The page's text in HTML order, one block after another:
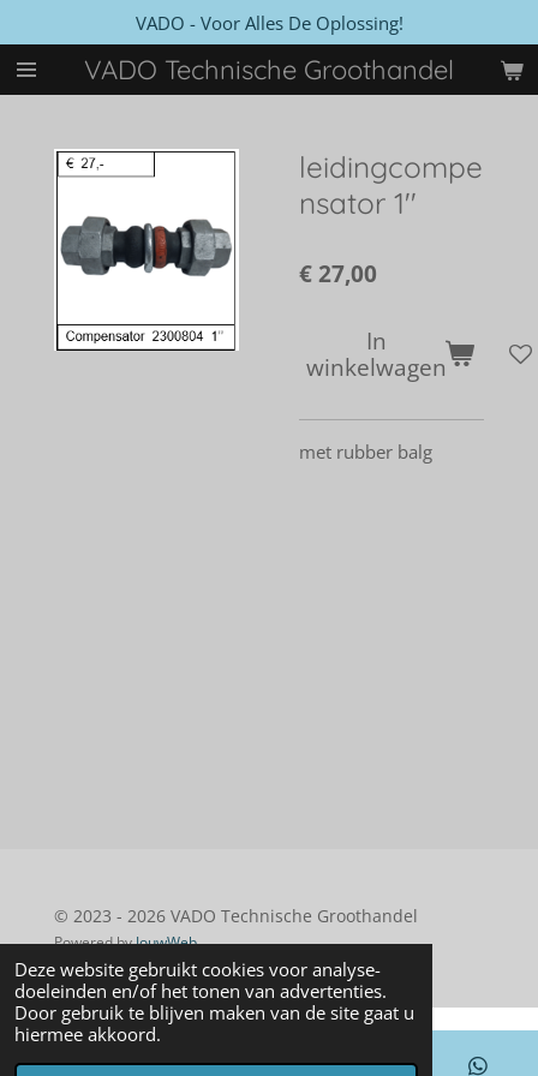
Deze website gebruikt cookies voor analyse-
doeleinden en/of het tonen van advertenties.
Door gebruik te blijven maken van de site gaat u
hiermee akkoord.
direct
naar
VADO Technische Groothandel
VADO - Voor Alles De Oplossing!
leidingcompe
nsator 1''
€ 27,00
In
winkelwagen
met rubber balg
© 2023 - 2026 VADO Technische Groothandel
Powered byJouwWeb